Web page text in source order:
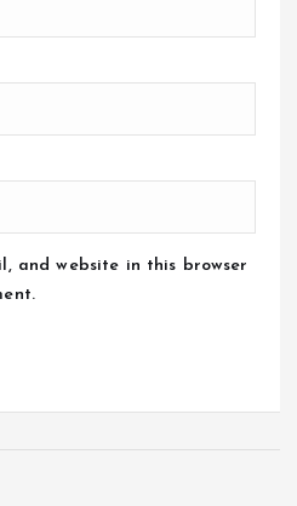
and website in this browser